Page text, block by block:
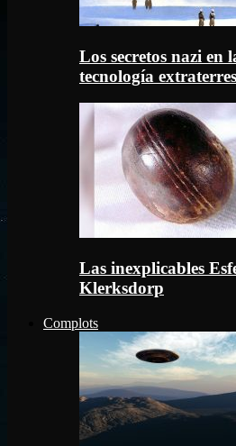
Los secretos nazi en
tecnología
Las inexplicables
Klerksdorp
Complots